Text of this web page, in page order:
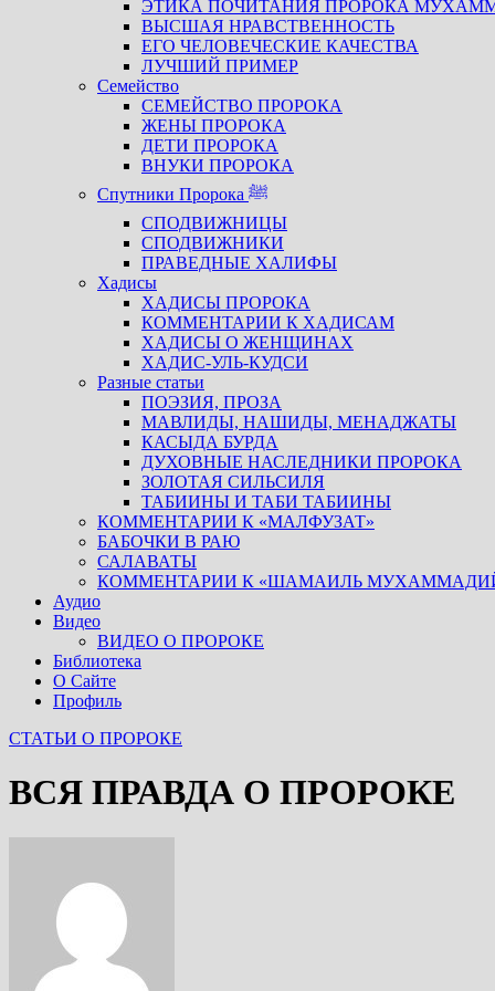
ЭТИКА ПОЧИТАНИЯ ПРОРОКА
ВЫСШАЯ НРАВСТВЕННОСТЬ
ЕГО ЧЕЛОВЕЧЕСКИЕ КАЧЕСТВА
ЛУЧШИЙ ПРИМЕР
Семейство
СЕМЕЙСТВО ПРОРОКА
ЖЕНЫ ПРОРОКА
ДЕТИ ПРОРОКА
ВНУКИ ПРОРОКА
Спутники Пророка ﷺ
СПОДВИЖНИЦЫ
СПОДВИЖНИКИ
ПРАВЕДНЫЕ ХАЛИФЫ
Хадисы
ХАДИСЫ ПРОРОКА
КОММЕНТАРИИ К ХАДИСАМ
ХАДИСЫ О ЖЕНЩИНАХ
ХАДИС-УЛЬ-КУДСИ
Разные статьи
ПОЭЗИЯ, ПРОЗА
МАВЛИДЫ, НАШИДЫ, МЕНАДЖАТЫ
КАСЫДА БУРДА
ДУХОВНЫЕ НАСЛЕДНИКИ ПРОРОКА
ЗОЛОТАЯ СИЛЬСИЛЯ
ТАБИИНЫ И ТАБИ ТАБИИНЫ
КОММЕНТАРИИ К «МАЛФУЗАТ»
БАБОЧКИ В РАЮ
САЛАВАТЫ
КОММЕНТАРИИ К «ШАМАИЛЬ
Аудио
Видео
ВИДЕО О ПРОРОКЕ
Библиотека
О Сайте
Профиль
СТАТЬИ О ПРОРОКЕ
ВСЯ ПРАВДА О ПРОРОКЕ